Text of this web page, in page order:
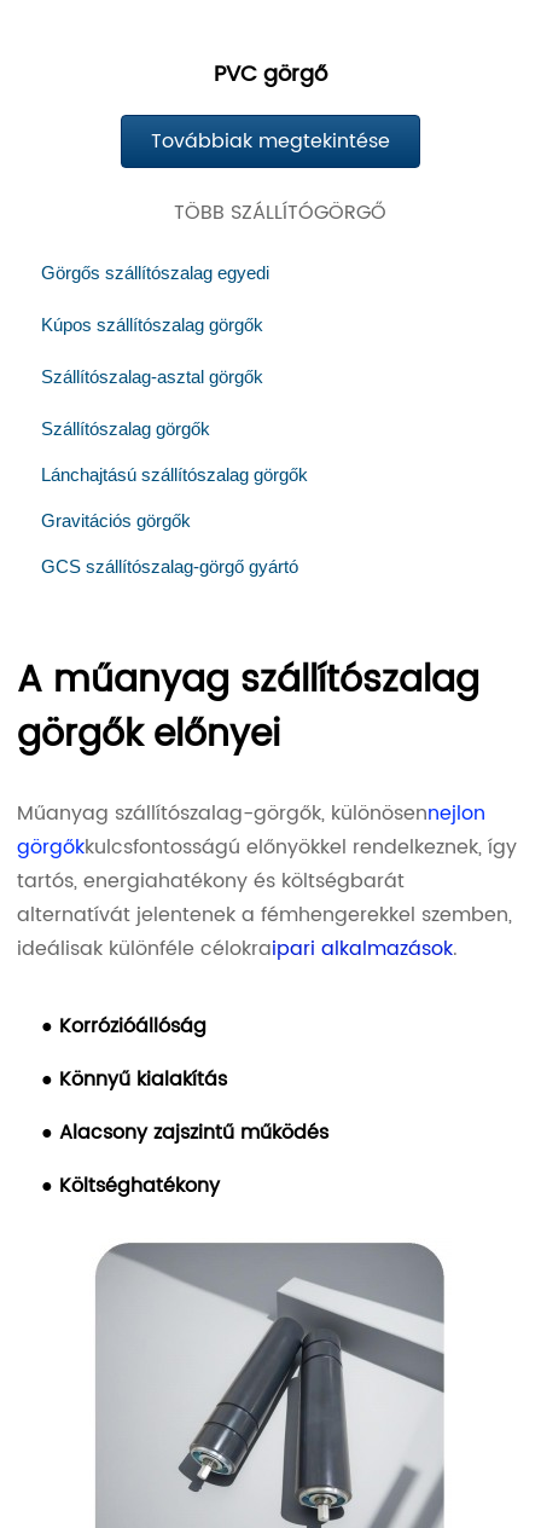
PVC görgő
Továbbiak megtekintése
TÖBB SZÁLLÍTÓGÖRGŐ
Görgős szállítószalag egyedi
Kúpos szállítószalag görgők
Szállítószalag-asztal görgők
Szállítószalag görgők
Lánchajtású szállítószalag görgők
Gravitációs görgők
GCS szállítószalag-görgő gyártó
A műanyag szállítószalag
görgők előnyei
Műanyag szállítószalag-görgők, különösennejlon
görgőkkulcsfontosságú előnyökkel rendelkeznek, így
tartós, energiahatékony és költségbarát
alternatívát jelentenek a fémhengerekkel szemben,
ideálisak különféle célokraipari alkalmazások.
● Korrózióállóság
● Könnyű kialakítás
● Alacsony zajszintű működés
● Költséghatékony